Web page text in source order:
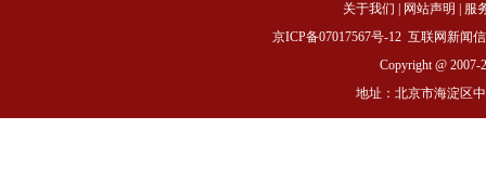
关于我们 网站声明
服
京ICP备07017567号-12 互联网新闻
Copyright @ 2007-
地址：北京市海淀区